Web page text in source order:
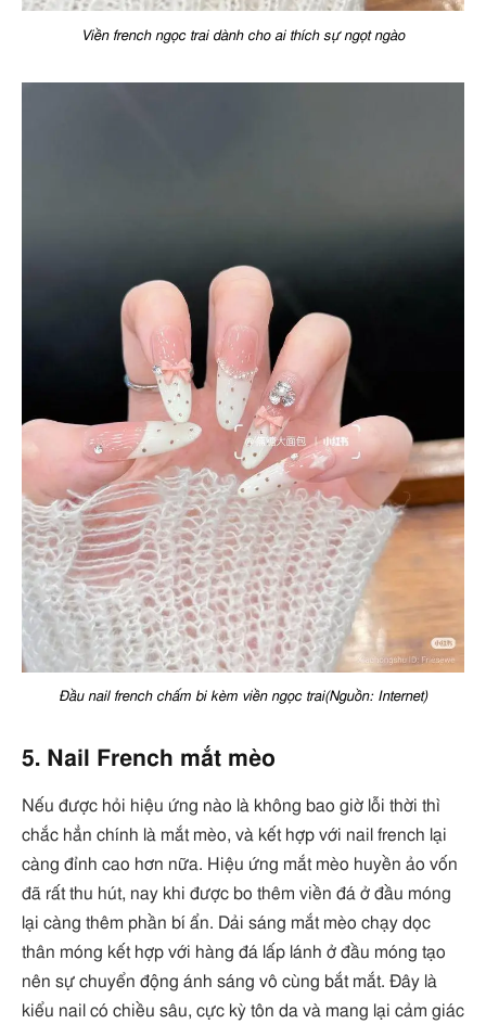
Viền french ngọc trai dành cho ai thích sự ngọt ngào
Đầu nail french chấm bi kèm viền ngọc trai(Nguồn: Internet)
5. Nail French mắt mèo
Nếu được hỏi hiệu ứng nào là không bao giờ lỗi thời thì
chắc hẳn chính là mắt mèo, và kết hợp với nail french lại
càng đỉnh cao hơn nữa. Hiệu ứng mắt mèo huyền ảo vốn
đã rất thu hút, nay khi được bo thêm viền đá ở đầu móng
lại càng thêm phần bí ẩn. Dải sáng mắt mèo chạy dọc
thân móng kết hợp với hàng đá lấp lánh ở đầu móng tạo
nên sự chuyển động ánh sáng vô cùng bắt mắt. Đây là
kiểu nail có chiều sâu, cực kỳ tôn da và mang lại cảm giác